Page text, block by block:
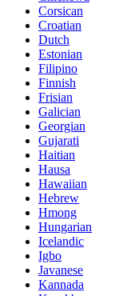
Corsican
Croatian
Dutch
Estonian
Filipino
Finnish
Frisian
Galician
Georgian
Gujarati
Haitian
Hausa
Hawaiian
Hebrew
Hmong
Hungarian
Icelandic
Igbo
Javanese
Kannada